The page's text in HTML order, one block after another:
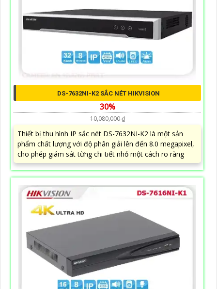
DS-7632NI-K2 SẮC NÉT HIKVISION
30%
10,080,000 ₫
Thiết bị thu hình IP sắc nét DS-7632NI-K2 là một sản
phẩm chất lượng với độ phân giải lên đến 8.0 megapixel,
cho phép giám sát từng chi tiết nhỏ một cách rõ ràng